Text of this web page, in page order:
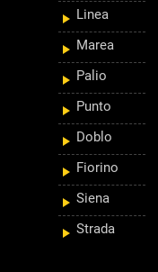
Linea
Marea
Palio
Punto
Doblo
Fiorino
Siena
Strada